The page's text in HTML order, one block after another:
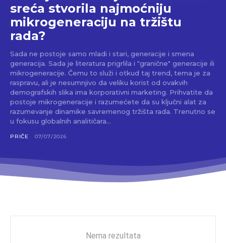
sreća stvorila najmoćniju
mikrogeneraciju na tržištu
rada?
Sada ne postoje samo mladi i stari, generacije i smena
generacija. Sada je literatura prigrlila i "granične" generacije ili
mikrogeneracije. Čemu to služi i otkud taj trend, tema je za
raspravu, ali je nesumnjivo da veliku korist od ovakvih
demografskih slika ima korporativni marketing. Prihvatite da
postoje mikrogeneracije i razumećete da su ključni alat za
razumevanje dinamike savremenog tržišta rada. Trenutno se
u fokusu globalnih analitičara...
PRIČE 07/07/2026
Nema rezultata